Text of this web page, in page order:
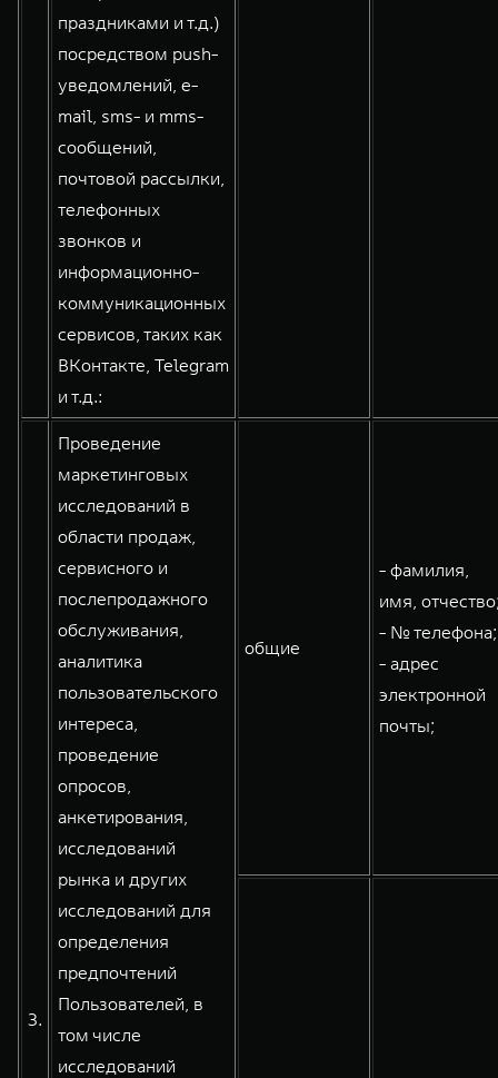
праздниками и т.д.)
посредством push-
уведомлений, e-
mail, sms- и mms-
сообщений,
почтовой рассылки,
телефонных
звонков и
информационно-
коммуникационных
сервисов, таких как
ВКонтакте, Telegram
и т.д.:
3.
Проведение
маркетинговых
исследований в
области продаж,
сервисного и
послепродажного
обслуживания,
аналитика
пользовательского
интереса,
проведение
опросов,
анкетирования,
исследований
рынка и других
исследований для
определения
предпочтений
Пользователей, в
том числе
исследований
общие
- фамилия,
имя,
- № телефона;
- адрес
электронной
почты;